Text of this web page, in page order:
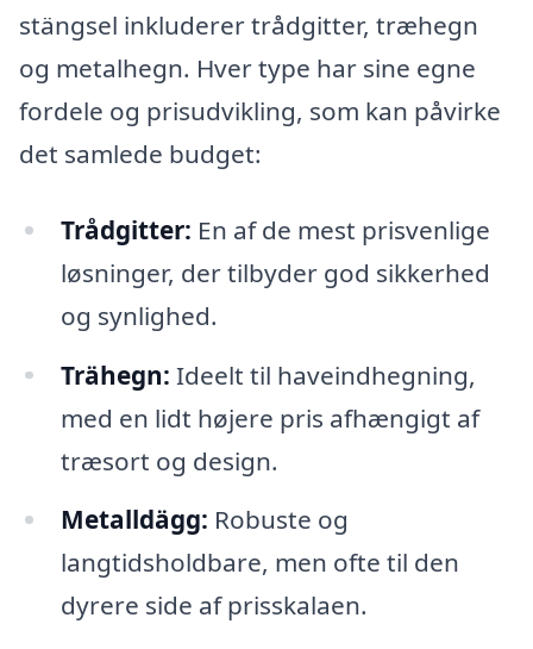
stängsel inkluderer trådgitter, træhegn
og metalhegn. Hver type har sine egne
fordele og prisudvikling, som kan påvirke
det samlede budget:
Trådgitter: En af de mest prisvenlige
løsninger, der tilbyder god sikkerhed
og synlighed.
Trähegn: Ideelt til haveindhegning,
med en lidt højere pris afhængigt af
træsort og design.
Metalldägg: Robuste og
langtidsholdbare, men ofte til den
dyrere side af prisskalaen.